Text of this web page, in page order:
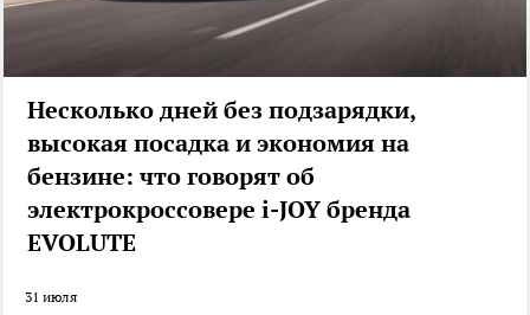
Несколько дней без подзарядки,
высокая посадка и экономия на
бензине: что говорят об
электрокроссовере i-JOY бренда
EVOLUTE
31 июля